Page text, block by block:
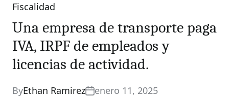
Categories
Fiscalidad
Una empresa de transporte paga
IVA, IRPF de empleados y
licencias de actividad.
ByEthan Ramirez enero 11, 2025